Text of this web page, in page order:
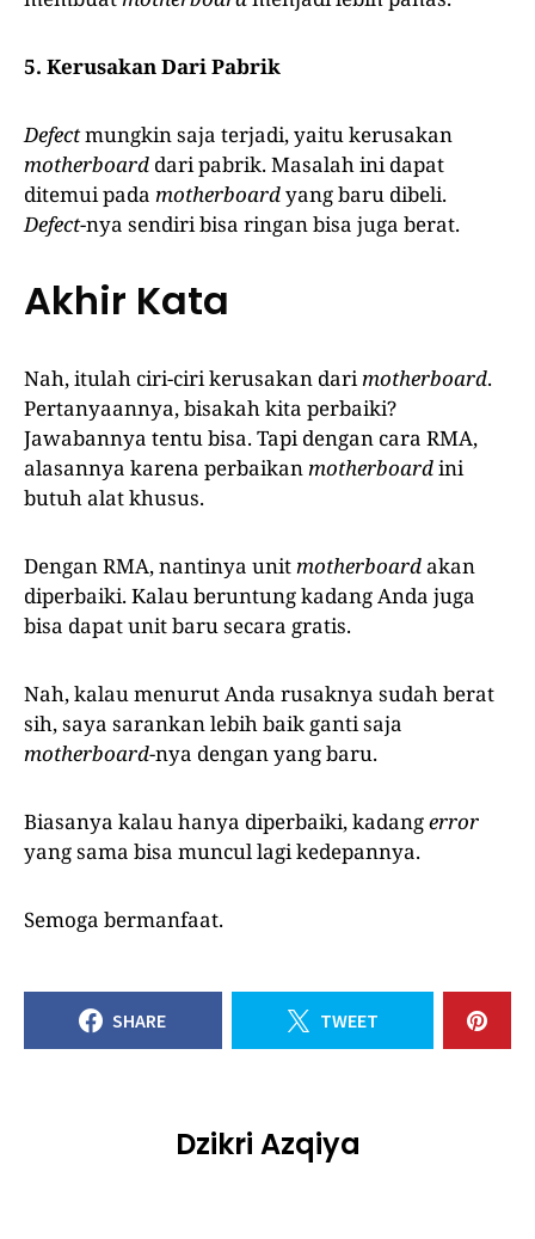
5. Kerusakan Dari Pabrik
Defectmungkin saja terjadi, yaitu kerusakan
motherboard dari pabrik. Masalah ini dapat
ditemui pada motherboardyang baru dibeli.
Defect-nya sendiri bisa ringan bisa juga berat.
Akhir Kata
Nah, itulah ciri-ciri kerusakan darimotherboard.
Pertanyaannya, bisakah kita perbaiki?
Jawabannya tentu bisa. Tapi dengan cara RMA,
alasannya karena perbaikanmotherboardini
butuh alat khusus.
Dengan RMA, nantinya unitmotherboardakan
diperbaiki. Kalau beruntung kadang Anda juga
bisa dapat unit baru secara gratis.
Nah, kalau menurut Anda rusaknya sudah berat
sih, saya sarankan lebih baik ganti saja
motherboard-nya dengan yang baru.
Biasanya kalau hanya diperbaiki, kadangerror
yang sama bisa muncul lagi kedepannya.
Semoga bermanfaat.
SHARE TWEET
Dzikri Azqiya